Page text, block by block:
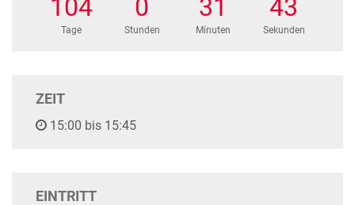
104
Tage
0
Stunden
31
Minuten
43
Sekunden
ZEIT
15:00 bis 15:45
EINTRITT